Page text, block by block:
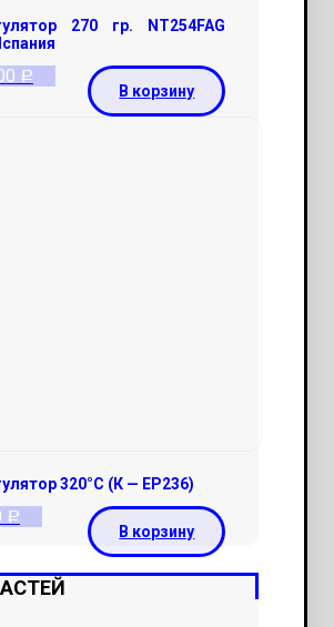
270 гр. NT254FAG
Р
В корзину
320°С (К — ЕР236)
Р
В корзину